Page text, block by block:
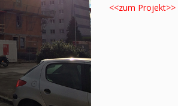
<<zum Projekt>>